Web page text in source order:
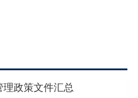
理政策文件汇总